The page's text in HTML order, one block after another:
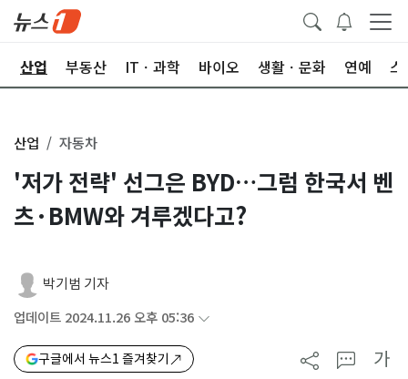
산업 부동산 ITㆍ과학 바이오 생활ㆍ문화 연예 스
산업 자동차
'저가 전략' 선그은 BYD…그럼 한국서 벤
츠·BMW와 겨루겠다고?
박기범 기자
업데이트 2024.11.26 오후 05:36
구글에서 뉴스1 즐겨찾기 가